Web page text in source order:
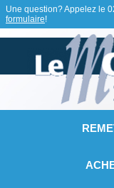
Une question? Appelez le
formulaire!